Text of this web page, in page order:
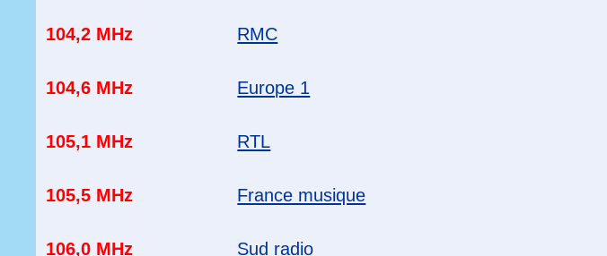
104,2 MHz RMC
104,6 MHz Europe 1
105,1 MHz RTL
105,5 MHz France musique
106,0 MHz Sud radio